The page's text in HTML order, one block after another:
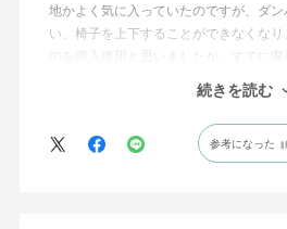
地かよく気に入っていたのですが、ダ
い、椅子を上下することができなくな
のを購入使用と思いましたが、すでに廃
MonEtを購入しました。やや固めの椅子
になじんでくるのではと思っています
いますが、ややキャスターがよく動き
か。
続きを読む
参考になった